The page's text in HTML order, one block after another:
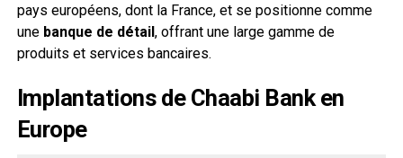
pays européens, dont la France, et se positionne comme
une banque de détail, offrant une large gamme de
produits et services bancaires.
Implantations de Chaabi Bank en
Europe